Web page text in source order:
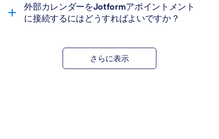
外部カレンダーをJotformアポイントメント
に接続するにはどうすればよいですか？
さらに表示